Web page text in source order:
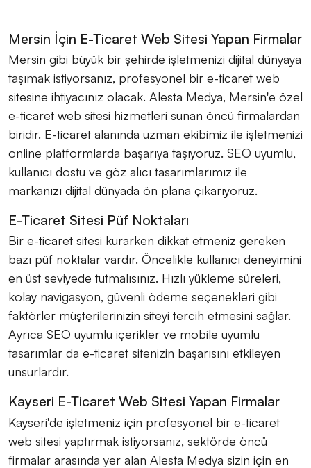
Mersin İçin E-Ticaret Web Sitesi Yapan Firmalar
Mersin gibi büyük bir şehirde işletmenizi dijital dünyaya
taşımak istiyorsanız, profesyonel bir e-ticaret web
sitesine ihtiyacınız olacak. Alesta Medya, Mersin'e özel
e-ticaret web sitesi hizmetleri sunan öncü firmalardan
biridir. E-ticaret alanında uzman ekibimiz ile işletmenizi
online platformlarda başarıya taşıyoruz. SEO uyumlu,
kullanıcı dostu ve göz alıcı tasarımlarımız ile
markanızı dijital dünyada ön plana çıkarıyoruz.
E-Ticaret Sitesi Püf Noktaları
Bir e-ticaret sitesi kurarken dikkat etmeniz gereken
bazı püf noktalar vardır. Öncelikle kullanıcı deneyimini
en üst seviyede tutmalısınız. Hızlı yükleme süreleri,
kolay navigasyon, güvenli ödeme seçenekleri gibi
faktörler müşterilerinizin siteyi tercih etmesini sağlar.
Ayrıca SEO uyumlu içerikler ve mobile uyumlu
tasarımlar da e-ticaret sitenizin başarısını etkileyen
unsurlardır.
Kayseri E-Ticaret Web Sitesi Yapan Firmalar
Kayseri'de işletmeniz için profesyonel bir e-ticaret
web sitesi yaptırmak istiyorsanız, sektörde öncü
firmalar arasında yer alan Alesta Medya sizin için en